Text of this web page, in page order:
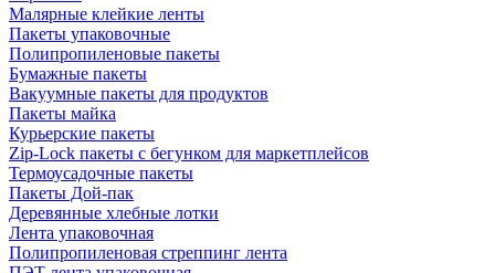
Малярные клейкие ленты
Пакеты упаковочные
Полипропиленовые пакеты
Бумажные пакеты
Вакуумные пакеты для продуктов
Пакеты майка
Курьерские пакеты
Zip-Lock пакеты с бегунком для маркетплейсов
Термоусадочные пакеты
Пакеты Дой-пак
Деревянные хлебные лотки
Лента упаковочная
Полипропиленовая стреппинг лента